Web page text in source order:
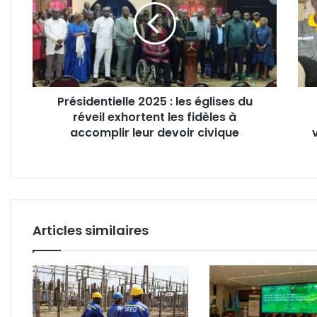
les
églises
du
réveil
exhortent
les
fidèles
accomplir
Présidentielle 2025 : les églises du
réveil exhortent les fidèles à
accomplir leur devoir civique
la
du
Articles similaires